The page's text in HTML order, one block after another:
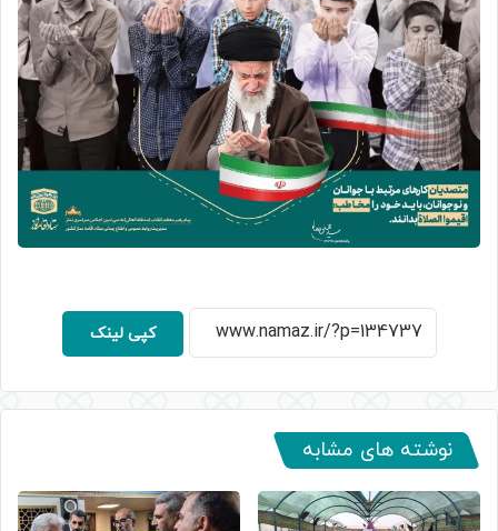
کپی لینک
نوشته های مشابه